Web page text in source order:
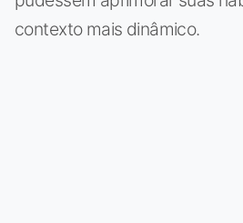
contexto mais dinâmico.